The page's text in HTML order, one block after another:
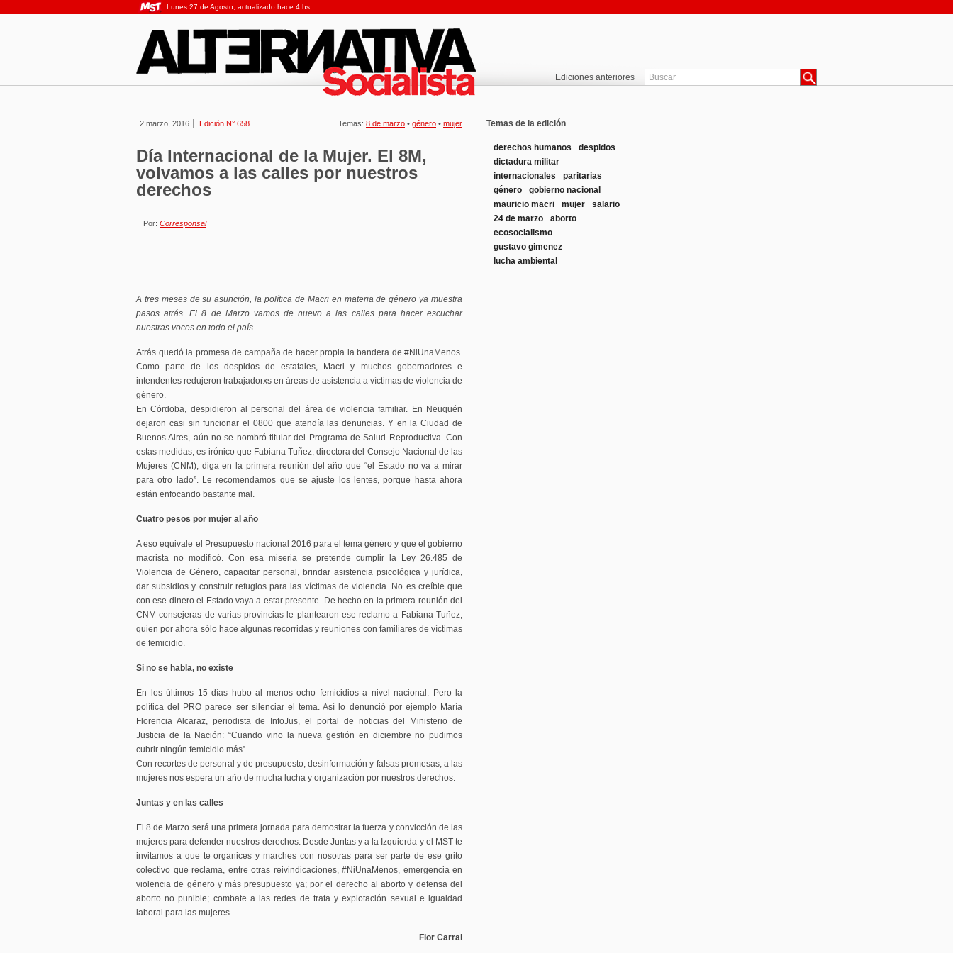
Lunes 27 de Agosto, actualizado hace 4 hs.
Ediciones anteriores
2 marzo, 2016 Edición N° 658 Temas: 8 de marzo • género • mujer
Día Internacional de la Mujer. El 8M,
volvamos a las calles por nuestros
derechos
Por: Corresponsal
A tres meses de su asunción, la política de Macri en materia de género ya muestra
pasos atrás. El 8 de Marzo vamos de nuevo a las calles para hacer escuchar
nuestras voces en todo el país.
Atrás quedó la promesa de campaña de hacer propia la bandera de #NiUnaMenos.
Como parte de los despidos de estatales, Macri y muchos gobernadores e
intendentes redujeron trabajadorxs en áreas de asistencia a víctimas de violencia de
género.
En Córdoba, despidieron al personal del área de violencia familiar. En Neuquén
dejaron casi sin funcionar el 0800 que atendía las denuncias. Y en la Ciudad de
Buenos Aires, aún no se nombró titular del Programa de Salud Reproductiva. Con
estas medidas, es irónico que Fabiana Tuñez, directora del Consejo Nacional de las
Mujeres (CNM), diga en la primera reunión del año que “el Estado no va a mirar
para otro lado”. Le recomendamos que se ajuste los lentes, porque hasta ahora
están enfocando bastante mal.
Cuatro pesos por mujer al año
A eso equivale el Presupuesto nacional 2016 para el tema género y que el gobierno
macrista no modificó. Con esa miseria se pretende cumplir la Ley 26.485 de
Violencia de Género, capacitar personal, brindar asistencia psicológica y jurídica,
dar subsidios y construir refugios para las víctimas de violencia. No es creíble que
con ese dinero el Estado vaya a estar presente. De hecho en la primera reunión del
CNM consejeras de varias provincias le plantearon ese reclamo a Fabiana Tuñez,
quien por ahora sólo hace algunas recorridas y reuniones con familiares de víctimas
de femicidio.
Si no se habla, no existe
En los últimos 15 días hubo al menos ocho femicidios a nivel nacional. Pero la
política del PRO parece ser silenciar el tema. Así lo denunció por ejemplo María
Florencia Alcaraz, periodista de InfoJus, el portal de noticias del Ministerio de
Justicia de la Nación: “Cuando vino la nueva gestión en diciembre no pudimos
cubrir ningún femicidio más”.
Con recortes de personal y de presupuesto, desinformación y falsas promesas, a las
mujeres nos espera un año de mucha lucha y organización por nuestros derechos.
Juntas y en las calles
El 8 de Marzo será una primera jornada para demostrar la fuerza y convicción de las
mujeres para defender nuestros derechos. Desde Juntas y a la Izquierda y el MST te
invitamos a que te organices y marches con nosotras para ser parte de ese grito
colectivo que reclama, entre otras reivindicaciones, #NiUnaMenos, emergencia en
violencia de género y más presupuesto ya; por el derecho al aborto y defensa del
aborto no punible; combate a las redes de trata y explotación sexual e igualdad
laboral para las mujeres.
Flor Carral
Temas de la edición
derechos humanos
despidos
dictadura militar
internacionales
paritarias
género
gobierno nacional
mauricio macri
mujer
salario
24 de marzo
aborto
ecosocialismo
gustavo gimenez
lucha ambiental